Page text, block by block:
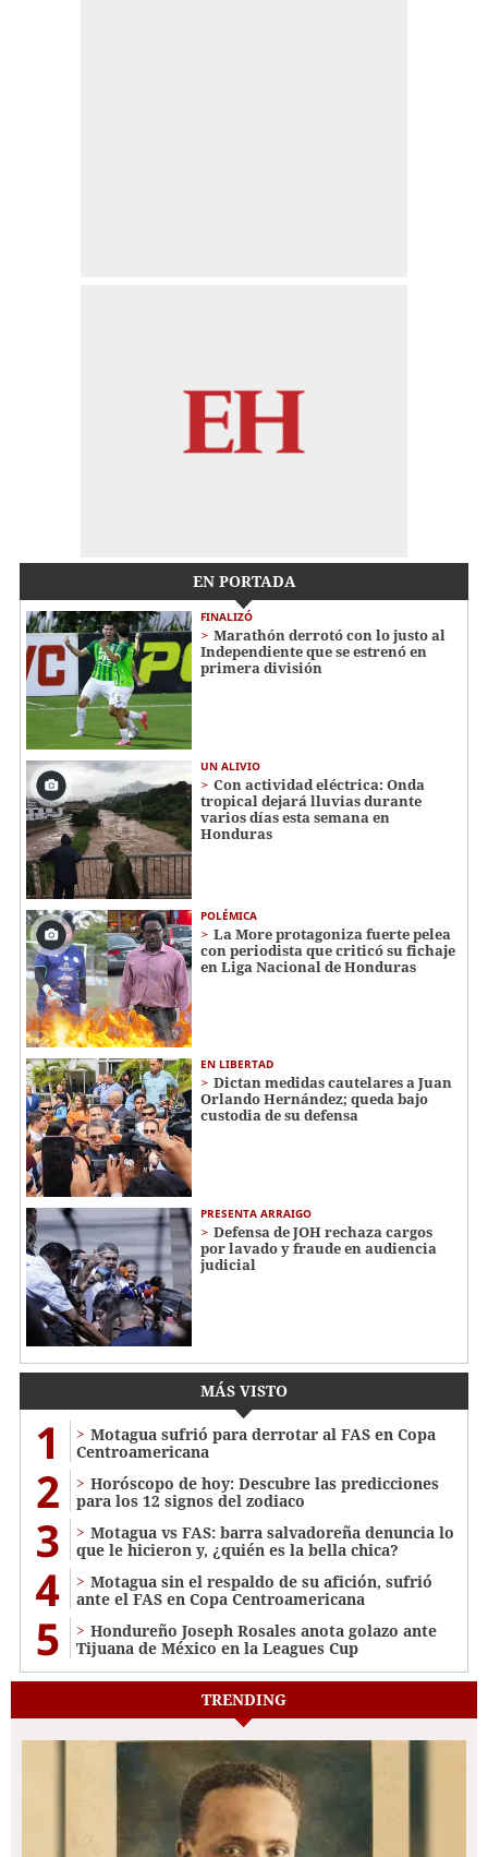
EN PORTADA
FINALIZÓ
Marathón derrotó con lo justo al
Independiente que se estrenó en
primera división
UN ALIVIO
Con actividad eléctrica: Onda
tropical dejará lluvias durante
varios días esta semana en
Honduras
POLÉMICA
La More protagoniza fuerte pelea
con periodista que criticó su fichaje
en Liga Nacional de Honduras
EN LIBERTAD
Dictan medidas cautelares a Juan
Orlando Hernández; queda bajo
custodia de su defensa
PRESENTA ARRAIGO
Defensa de JOH rechaza cargos
por lavado y fraude en audiencia
judicial
MÁS VISTO
1
Motagua sufrió para derrotar al FAS en Copa
Centroamericana
2
Horóscopo de hoy: Descubre las predicciones
para los 12 signos del zodiaco
3
Motagua vs FAS: barra salvadoreña denuncia lo
que le hicieron y, ¿quién es la bella chica?
4
Motagua sin el respaldo de su afición, sufrió
ante el FAS en Copa Centroamericana
5
Hondureño Joseph Rosales anota golazo ante
Tijuana de México en la Leagues Cup
TRENDING